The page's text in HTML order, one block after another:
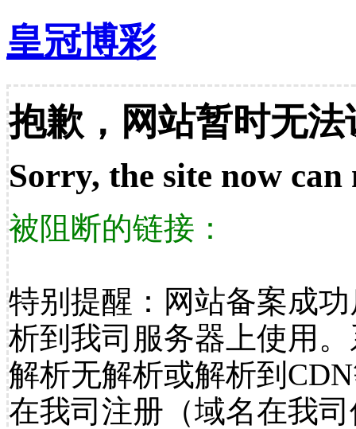
皇冠博彩
抱歉，网站暂时无法
Sorry, the site now can
被阻断的链接：
特别提醒：网站备案成
析到我司服务器上使用
解析无解析或解析到
在我司注册（域名在我